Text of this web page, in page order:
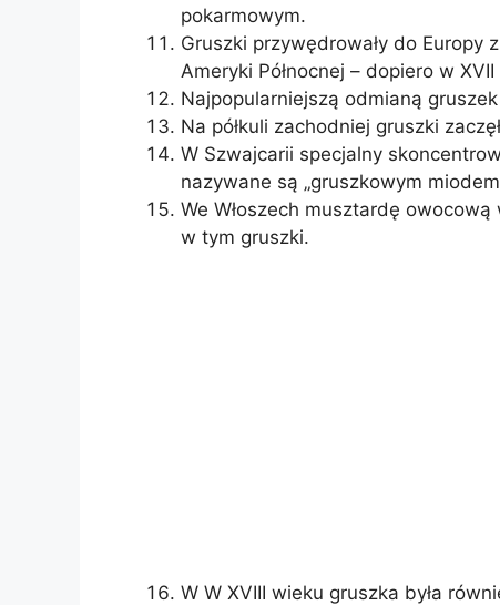
pokarmowym.
Gruszki przywędrowały do ​​Europy
Ameryki Północnej – dopiero w
Najpopularniejszą odmianą
Na półkuli zachodniej gruszki
W Szwajcarii specjalny
nazywane są „gruszkowym
We Włoszech musztardę
w tym gruszki.
W W XVIII wieku gruszka była